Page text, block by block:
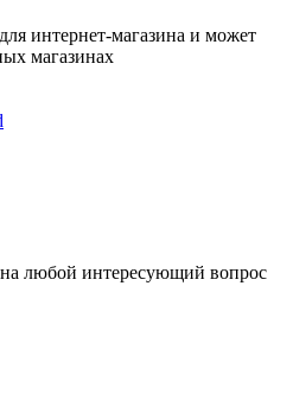
интернет-магазина и может
магазинах
любой интересующий вопрос